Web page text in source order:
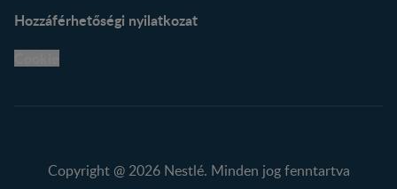
Hozzáférhetőségi nyilatkozat
Copyright @ 2026 Nestlé. Minden jog fenntartva